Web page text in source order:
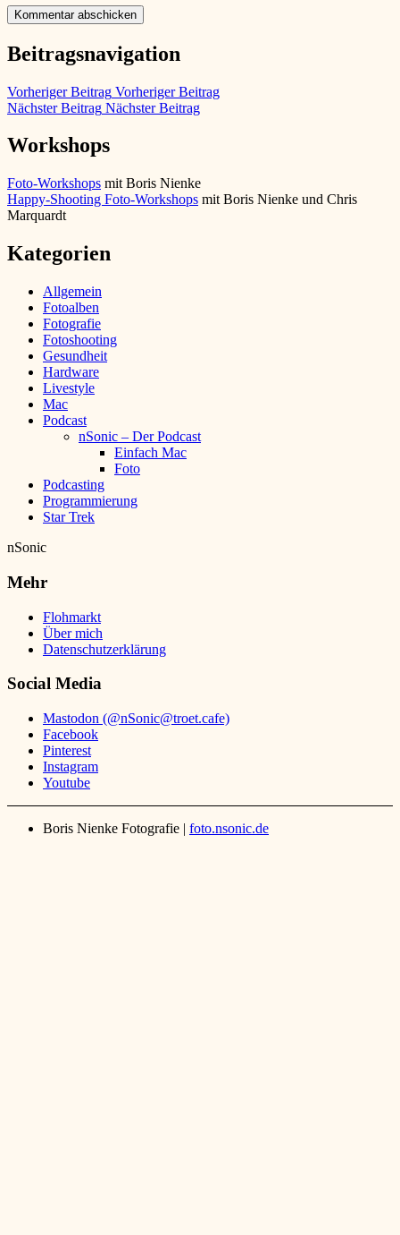
Beitragsnavigation
Vorheriger Beitrag Vorheriger Beitrag
Nächster Beitrag Nächster Beitrag
Workshops
Foto-Workshops mit Boris Nienke
Happy-Shooting Foto-Workshops mit Boris Nienke und Chris
Marquardt
Kategorien
Allgemein
Fotoalben
Fotografie
Fotoshooting
Gesundheit
Hardware
Livestyle
Mac
Podcast
nSonic – Der Podcast
Einfach Mac
Foto
Podcasting
Programmierung
Star Trek
nSonic
Mehr
Flohmarkt
Über mich
Datenschutzerklärung
Social Media
Mastodon (@nSonic@troet.cafe)
Facebook
Pinterest
Instagram
Youtube
Boris Nienke Fotografie | foto.nsonic.de